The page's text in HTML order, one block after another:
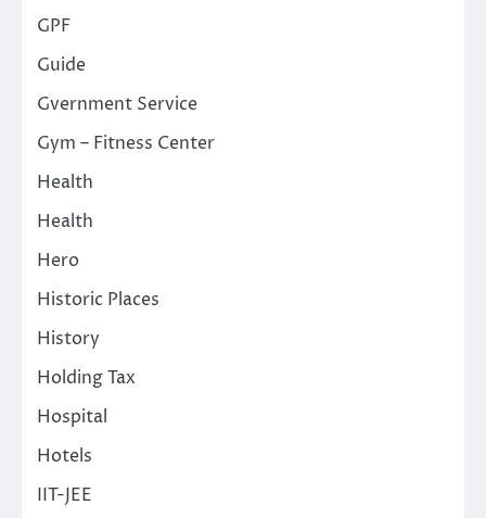
GPF
Guide
Gvernment Service
Gym – Fitness Center
Health
Health
Hero
Historic Places
History
Holding Tax
Hospital
Hotels
IIT-JEE